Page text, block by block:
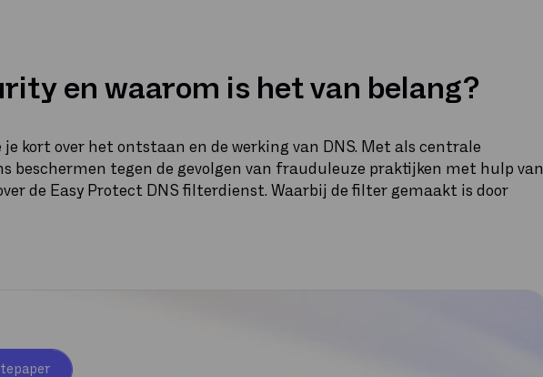
en waarom is het van belang?
kort over het ontstaan en de werking van DNS. Met als centrale
beschermen tegen de gevolgen van frauduleuze praktijken met hulp van
de Easy Protect DNS filterdienst. Waarbij de filter gemaakt is door